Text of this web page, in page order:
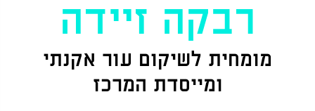
רבקה זיידה
מומחית לשיקום עור אקנתי
ומייסדת המרכז